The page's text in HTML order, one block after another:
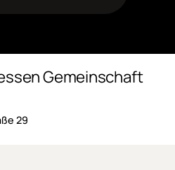
Gemeinschaft
29